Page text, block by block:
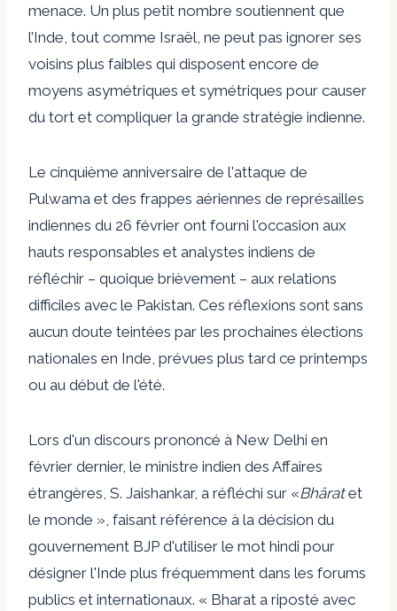
menace. Un plus petit nombre soutiennent que
l’Inde, tout comme Israël, ne peut pas ignorer ses
voisins plus faibles qui disposent encore de
moyens asymétriques et symétriques pour causer
du tort et compliquer la grande stratégie indienne.
Le cinquième anniversaire de l'attaque de
Pulwama et des frappes aériennes de représailles
indiennes du 26 février ont fourni l'occasion aux
hauts responsables et analystes indiens de
réfléchir – quoique brièvement – ​​aux relations
difficiles avec le Pakistan. Ces réflexions sont sans
aucun doute teintées par les prochaines élections
nationales en Inde, prévues plus tard ce printemps
ou au début de l'été.
Lors d'un discours prononcé à New Delhi en
février dernier, le ministre indien des Affaires
étrangères, S. Jaishankar, a réfléchi sur «Bhâratet
le monde », faisant référence à la décision du
gouvernement BJP d'utiliser le mot hindi pour
désigner l'Inde plus fréquemment dans les forums
publics et internationaux. « Bharat a riposté avec